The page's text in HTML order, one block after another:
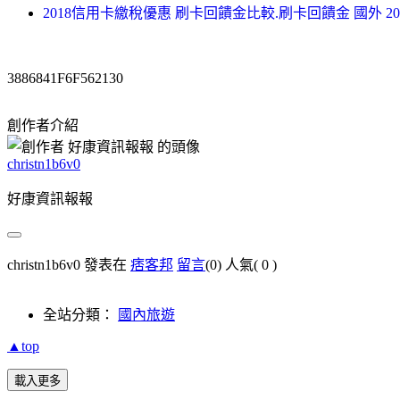
2018信用卡繳稅優惠 刷卡回饋金比較.刷卡回饋金 國外
3886841F6F562130
創作者介紹
christn1b6v0
好康資訊報報
christn1b6v0 發表在 痞客邦 留言(0) 人氣( 0 )
全站分類： 國內旅遊
▲top
載入更多